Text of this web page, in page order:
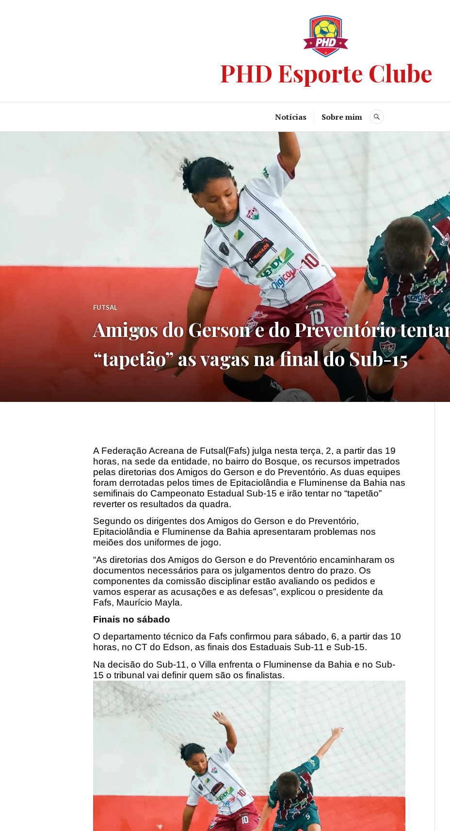
PHD Esporte Clube
Notícias Sobre mim
FUTSAL
Amigos do Gerson e do Preventório
“tapetão” as vagas na final do Sub-15
A Federação Acreana de Futsal(Fafs) julga nesta terça, 2, a partir das 19
horas, na sede da entidade, no bairro do Bosque, os recursos impetrados
pelas diretorias dos Amigos do Gerson e do Preventório. As duas equipes
foram derrotadas pelos times de Epitaciolândia e Fluminense da Bahia nas
semifinais do Campeonato Estadual Sub-15 e irão tentar no “tapetão”
reverter os resultados da quadra.
Segundo os dirigentes dos Amigos do Gerson e do Preventório,
Epitaciolândia e Fluminense da Bahia apresentaram problemas nos
meiões dos uniformes de jogo.
“As diretorias dos Amigos do Gerson e do Preventório encaminharam os
documentos necessários para os julgamentos dentro do prazo. Os
componentes da comissão disciplinar estão avaliando os pedidos e
vamos esperar as acusações e as defesas”, explicou o presidente da
Fafs, Maurício Mayla.
Finais no sábado
O departamento técnico da Fafs confirmou para sábado, 6, a partir das 10
horas, no CT do Edson, as finais dos Estaduais Sub-11 e Sub-15.
Na decisão do Sub-11, o Villa enfrenta o Fluminense da Bahia e no Sub-
15 o tribunal vai definir quem são os finalistas.